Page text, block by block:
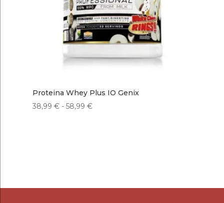
Proteina Whey Plus IO Genix
38,99 € - 58,99 €Rango